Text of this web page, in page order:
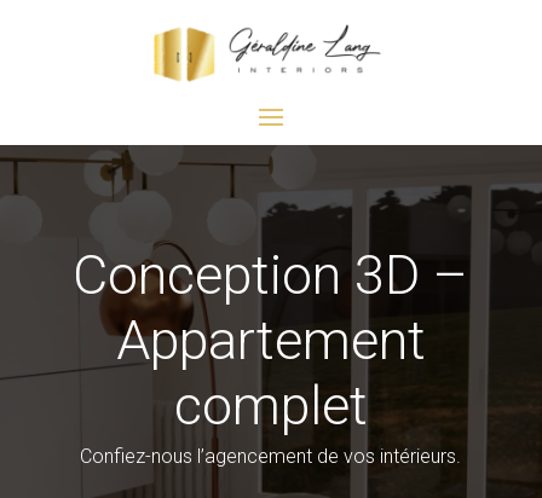
Conception 3D –
Appartement
complet
Confiez-nous l’agencement de vos intérieurs.